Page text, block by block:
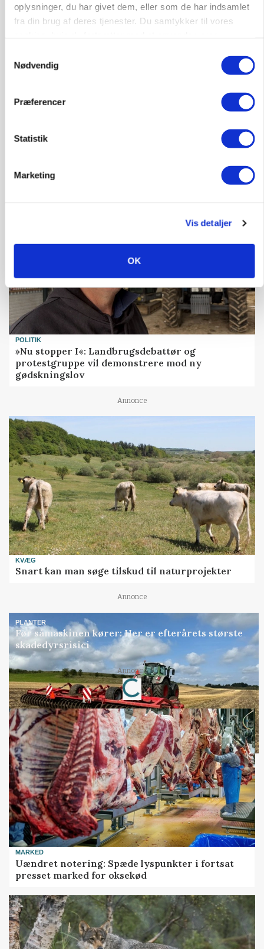
oplysninger, du har givet dem, eller som de har indsamlet
fra din brug af deres tjenester. Du samtykker til vores
Nødvendig
Præferencer
Statistik
Marketing
Vis detaljer
OK
Rådgiver om DB-Tjek: Små justeringer kan give
POLITIK
»Nu stopper I«: Landbrugsdebattør og
protestgruppe vil demonstrere mod ny
gødskningslov
Annonce
KVÆG
Snart kan man søge tilskud til naturprojekter
Annonce
PLANTER
Før såmaskinen kører: Her er efterårets største
skadedyrsrisici
Annonce
Loading...
MARKED
Uændret notering: Spæde lyspunkter i fortsat
presset marked for oksekød